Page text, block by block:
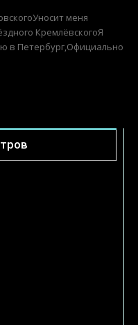
меня
КремлёвскогоЯ
в Петербург,Официально